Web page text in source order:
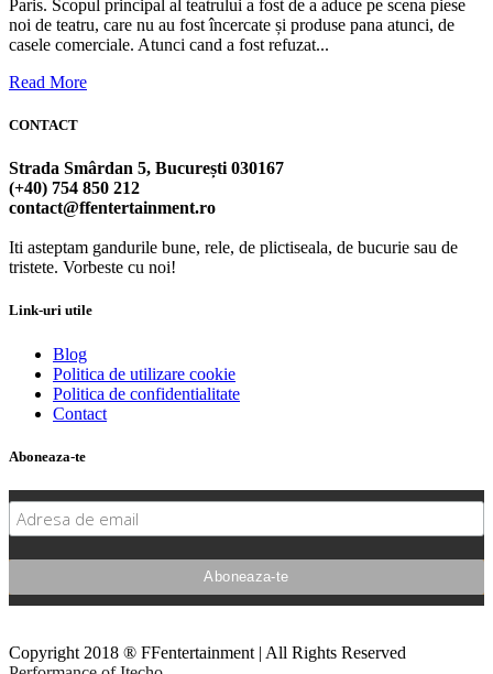
Paris. Scopul principal al teatrului a fost de a aduce pe scena piese
noi de teatru, care nu au fost încercate și produse pana atunci, de
casele comerciale. Atunci cand a fost refuzat...
Read More
CONTACT
Strada Smârdan 5, București 030167
(+40) 754 850 212
contact@ffentertainment.ro
Iti asteptam gandurile bune, rele, de plictiseala, de bucurie sau de
tristete. Vorbeste cu noi!
Link-uri utile
Blog
Politica de utilizare cookie
Politica de confidentialitate
Contact
Aboneaza-te
Copyright 2018 ® FFentertainment | All Rights Reserved